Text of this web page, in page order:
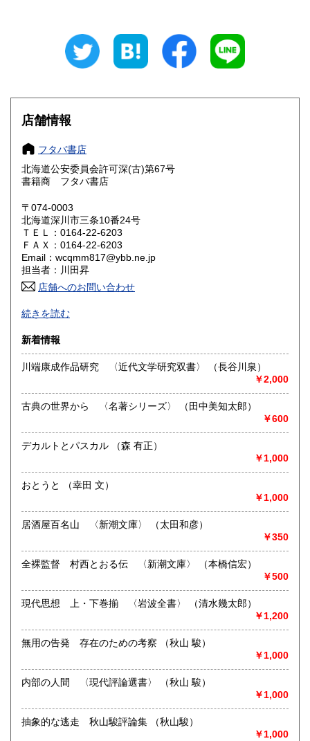
600円 三重県
大阪府
奈良県
鳥取県 600円 島根県
岡山県
山口県 600円
香川県
高知県 600円
佐賀県
熊本県 600円 大分県 600円
600円
沖縄県 600円
店舗情報
フタバ書店
北海道公安委員会許可深(古)第67号
書籍商 フタバ書店
〒074-0003
北海道深川市三条10番24号
ＴＥＬ：0164-22-6203
ＦＡＸ：0164-22-6203
Email：wcqmm817@ybb.ne.jp
担当者：川田昇
店舗へのお問い合わせ
創業は昭和58年です。最近は古書の分野が増えました。迅
速な発送を心がけております。
沿線名：函館本線
最寄駅：深川駅
営業時間：午前10時から午後6時
書籍の買取について
-
哲学宗教、社会科学、自然科学、美術工芸、古典籍、趣味、
古書一般（その他）
続きを読む
新着情報
川端康成作品研究 〈近代文学研究双書〉 （長谷川泉）
￥2,000
古典の世界から 〈名著シリーズ〉 （田中美知太郎）
￥600
デカルトとパスカル （森 有正）
￥1,000
おとうと （幸田 文）
￥1,000
居酒屋百名山 〈新潮文庫〉 （太田和彦）
￥350
全裸監督 村西とおる伝 〈新潮文庫〉 （本橋信宏）
￥500
現代思想 上・下巻揃 〈岩波全書〉 （清水幾太郎）
￥1,200
無用の告発 存在のための考察 （秋山 駿）
￥1,000
内部の人間 〈現代評論選書〉 （秋山 駿）
￥1,000
抽象的な逃走 秋山駿評論集 （秋山駿）
￥1,000